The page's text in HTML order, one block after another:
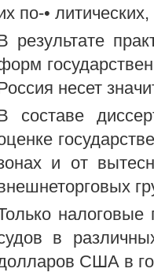
по-•
результате
несет
составе
и от
налоговые
в
США в